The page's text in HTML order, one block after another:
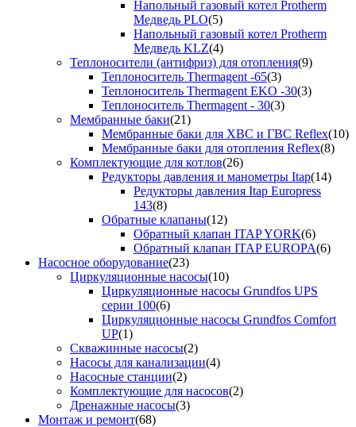
Напольный газовый котел Protherm
Медведь PLO(5)
Напольный газовый котел Protherm
Медведь KLZ(4)
Теплоносители (антифриз) для отопления(9)
Теплоноситель Thermagent -65(3)
Теплоноситель Thermagent EKO -30(3)
Теплоноситель Thermagent - 30(3)
Мембранные баки(21)
Мембранные баки для ХВС и ГВС Reflex(10)
Мембранные баки для отопления Reflex(8)
Комплектующие для котлов(26)
Редукторы давления и манометры Itap(14)
Редукторы давления Itap Europress
143(8)
Обратные клапаны(12)
Обратный клапан ITAP YORK(6)
Обратный клапан ITAP EUROPA(6)
Насосное оборудование(23)
Циркуляционные насосы(10)
Циркуляционные насосы Grundfos UPS
серии 100(6)
Циркуляционные насосы Grundfos Comfort
UP(1)
Скважинные насосы(2)
Насосы для канализации(4)
Насосные станции(2)
Комплектующие для насосов(2)
Дренажные насосы(3)
Монтаж и ремонт(68)